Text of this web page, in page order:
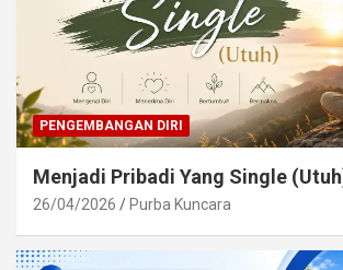
PENGEMBANGAN DIRI
Menjadi Pribadi Yang Single
26/04/2026 Purba Kuncara